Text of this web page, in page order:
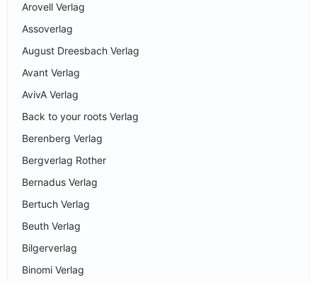
Arovell Verlag
Assoverlag
August Dreesbach Verlag
Avant Verlag
AvivA Verlag
Back to your roots Verlag
Berenberg Verlag
Bergverlag Rother
Bernadus Verlag
Bertuch Verlag
Beuth Verlag
Bilgerverlag
Binomi Verlag